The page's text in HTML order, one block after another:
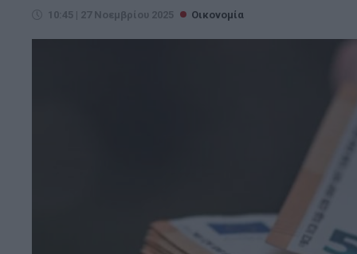
10:45 | 27 Νοεμβρίου 2025 Οικονομία